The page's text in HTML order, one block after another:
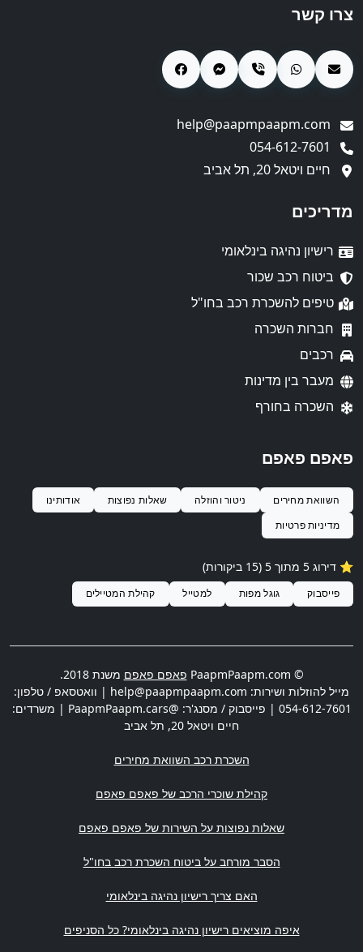
צרו קשר
חיים ויטאל 20, תל אביב
מדריכים
רישיון נהיגה בינלאומי
ביטוח רכב שכור
טיפים להשכרת רכב בחו"ל
חברות השכרה
רכבים
מעבר בין מדינות
השכרה בחורף
פאפם פאפם
השוואת מחירים ניטור והוזלה שאלות נפוצות
אודותינו
מדיניות פרטיות
⭐️ דירוג 5 מתוך 5 (15 ביקורות)
פייסבוק גוגל מפות למטייל קהילת המטיילים
© PaapmPaapm.com פאפם פאפם משנת 2018.
מייל להוזלות ושירות: help@paapmpaapm.com | וואטסאפ / טלפון:
054-612-7601 | פייסבוק / מסנג'ר: @PaapmPaapm.cars | משרדים:
חיים ויטאל 20
, תל אביב
השכרת רכב השוואת מחירים
קהילת שוכרי הרכב של פאפם פאפם
שאלות נפוצות על השירות של פאפם פאפם
הסבר מורחב על ביטוח השכרת רכב בחו"ל
האם צריך רישיון נהיגה בינלאומי
איפה מוציאים רישיון נהיגה בינלאומי? כל הסניפים